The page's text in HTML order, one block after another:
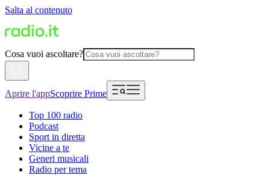
Salta al contenuto
Cosa vuoi ascoltare?
Aprire l'appScoprire Prime
Top 100 radio
Podcast
Sport in diretta
Vicine a te
Generi musicali
Radio per tema